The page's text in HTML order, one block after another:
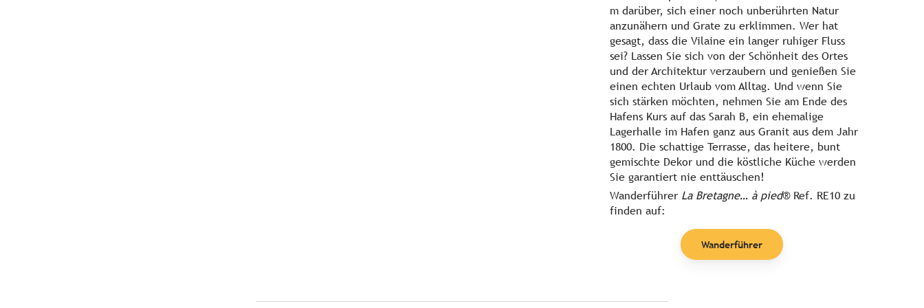
m darüber, sich einer noch unberührten Natur
anzunähern und Grate zu erklimmen. Wer hat
gesagt, dass die Vilaine ein langer ruhiger Fluss
sei? Lassen Sie sich von der Schönheit des Ortes
und der Architektur verzaubern und genießen Sie
einen echten Urlaub vom Alltag. Und wenn Sie
sich stärken möchten, nehmen Sie am Ende des
Hafens Kurs auf das Sarah B, ein ehemalige
Lagerhalle im Hafen ganz aus Granit aus dem Jahr
1800. Die schattige Terrasse, das heitere, bunt
gemischte Dekor und die köstliche Küche werden
Sie garantiert nie enttäuschen!
Wanderführer La Bretagne… à pied® Ref. RE10 zu
finden auf:
Wanderführer